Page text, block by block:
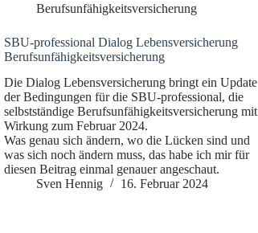
Berufsunfähigkeitsversicherung
SBU-professional Dialog Lebensversicherung
Berufsunfähigkeitsversicherung
Die Dialog Lebensversicherung bringt ein Update
der Bedingungen für die SBU-professional, die
selbstständige Berufsunfähigkeitsversicherung mit
Wirkung zum Februar 2024.
Was genau sich ändern, wo die Lücken sind und
was sich noch ändern muss, das habe ich mir für
diesen Beitrag einmal genauer angeschaut.
Sven Hennig
16. Februar 2024